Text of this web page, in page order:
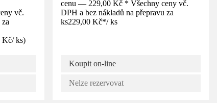
vč.
Kč/ ks)
cenu — 229,00 Kč * Všechny ceny vč.
DPH a bez nákladů na přepravu za
ks229,00 Kč*/ ks
Koupit on-line
Nelze rezervovat